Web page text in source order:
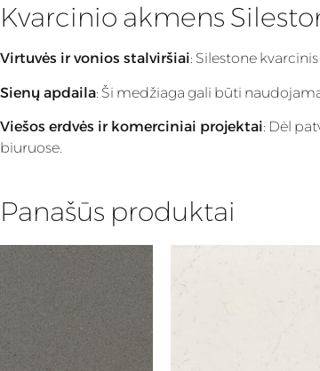
Kvarcinio akmens
Virtuvės ir vonios stalviršiai: Silestone
Sienų apdaila: Ši medžiaga gali būti
Viešos erdvės ir komerciniai projektai: Dėl
biuruose.
Panašūs produktai